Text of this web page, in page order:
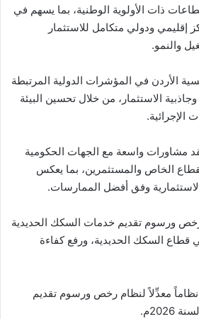
ذات الأولوية الوطنية، بما يسهم في
إقليمي ودولي متكامل للاستثمار
والنمو.
الأردن في المؤشرات الدولية المرتبطة
الاستثمار، من خلال تحسين البيئة
الإجرائية.
مشاورات واسعة مع الجهات الحكومية
الخاص والمستثمرين، بما يعكس
وفق أفضل الممارسات.
ورسوم تقديم خدمات السكك الحديدية
قطاع السكك الحديدية، ورفع كفاءة
معدِّلاً لنظام رخص ورسوم تقديم